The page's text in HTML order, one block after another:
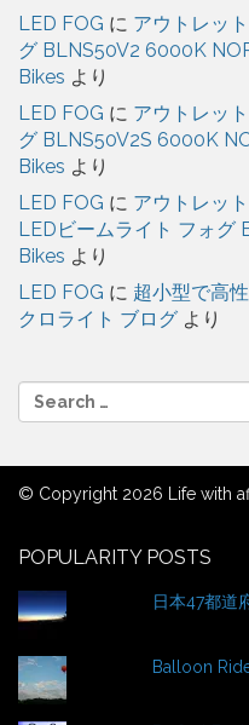
LED FOG に アウトレッ
グ BLNS50V2 6000K
Bikes より
LED FOG に アウトレッ
グ BLNS50V2S 6000K
Bikes より
LED FOG に アウトレッ
LEDビームライト フォグ
Bikes より
LED FOG に 超小型で高
クロライト ブログ より
S
e
r
c
f
r
© Copyright 2026 Life with
POPULARITY POSTS
日本47都道
Balloon